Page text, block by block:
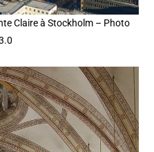
Claire à Stockholm – Photo